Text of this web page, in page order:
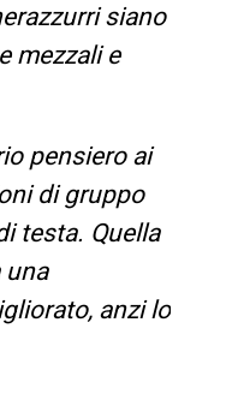
siano
mezzali e
pensiero ai
di gruppo
testa. Quella
una
anzi lo